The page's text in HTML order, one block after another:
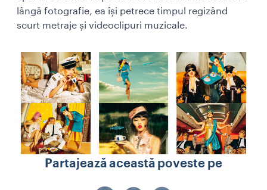
lângă fotografie, ea își petrece timpul regizând
scurt metraje și videoclipuri muzicale.
Partajează această poveste pe